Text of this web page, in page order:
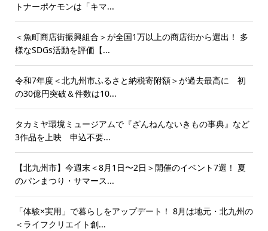
トナーポケモンは「キマ...
＜魚町商店街振興組合＞が全国1万以上の商店街から選出！ 多
様なSDGs活動を評価【...
令和7年度＜北九州市ふるさと納税寄附額＞が過去最高に 初
の30億円突破＆件数は10...
タカミヤ環境ミュージアムで『ざんねんないきもの事典』など
3作品を上映 申込不要...
【北九州市】今週末＜8月1日〜2日＞開催のイベント7選！ 夏
のパンまつり・サマース...
「体験×実用」で暮らしをアップデート！ 8月は地元・北九州の
＜ライフクリエイト創...